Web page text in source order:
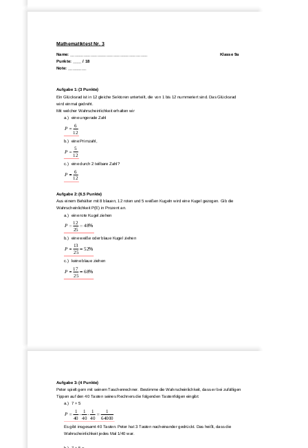
Mathematiktest Nr. 3
Name: ______________________________ Klasse 9a
Punkte: ____ / 18
Note: ________
Aufgabe 1: (3 Punkte)
Ein Glücksrad ist in 12 gleiche Sektoren unterteilt, die von 1 bis 12 nummeriert sind. Das Glücksrad
wird einmal gedreht.
Mit welcher Wahrscheinlichkeit erhalten wir
a.)
eine ungerade Zahl
12
6
P
b.) eine Primzahl,
12
5
P
c.) eine durch 2 teilbare Zahl?
12
6
P
Aufgabe 2: (6,5 Punkte)
Aus einem Behälter mit 8 blauen, 12 roten und 5 weißen Kugeln wird eine Kugel gezogen. Gib die
Wahrscheinlichkeit P(E) in Prozent an.
a.)
eine rote Kugel ziehen
%
48
25
12
P
b.) eine weiße oder blaue Kugel ziehen
%
52
25
13
P
c.) keine blaue ziehen
%
68
25
17
P
Aufgabe 3: (4 Punkte)
Peter spielt gern mit seinem Taschenrechner. Bestimme die Wahrscheinlichkeit, dass er bei zufälligen
Tippen auf den 40 Tasten seines Rechners die folgenden Tastenfolgen eingibt:
a.)
7 + 5
64000
1
40
1
40
1
40
1
P
Es gibt insgesamt 40 Tasten. Peter hat 3 Tasten nacheinander gedrückt. Das heißt, dass die
Wahrscheinlichkeit jedes Mal 1/40 war.